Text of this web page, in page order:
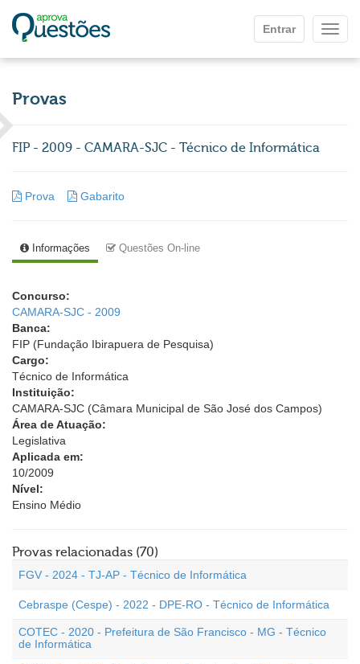
Entrar
Provas
FIP - 2009 - CAMARA-SJC - Técnico de Informática
Prova Gabarito
Informações Questões On-line
Concurso:
CAMARA-SJC - 2009
Banca:
FIP (Fundação Ibirapuera de Pesquisa)
Cargo:
Técnico de Informática
Instituição:
CAMARA-SJC (Câmara Municipal de São José dos Campos)
Área de Atuação:
Legislativa
Aplicada em:
10/2009
Nível:
Ensino Médio
Provas relacionadas (70)
FGV - 2024 - TJ-AP - Técnico de Informática
Cebraspe (Cespe) - 2022 - DPE-RO - Técnico de Informática
COTEC - 2020 - Prefeitura de São Francisco - MG - Técnico
de Informática